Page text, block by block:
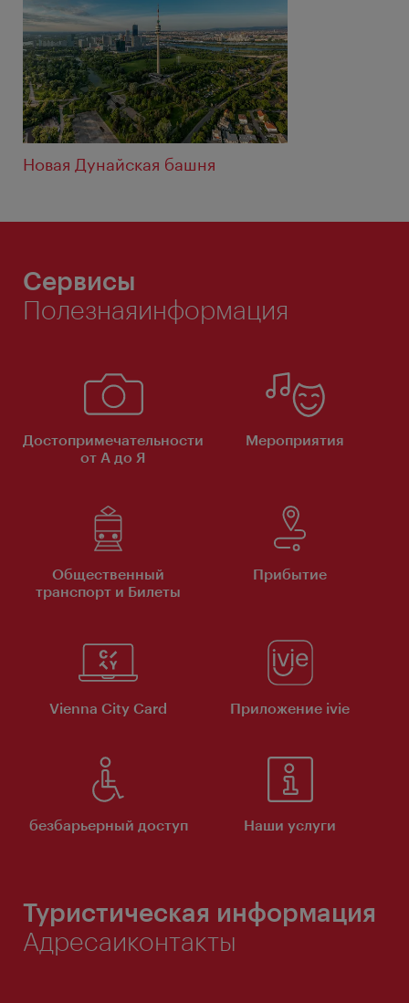
Новая Дунайская башня
Сервисы
Полезнаяинформация
Достопримечательности
от А до Я
Мероприятия
Общественный
транспорт и Билеты
Прибытие
Vienna City Card Приложение ivie
безбарьерный доступ Наши услуги
Туристическая информация
Адресаиконтакты